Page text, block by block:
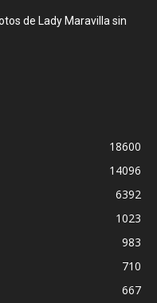
de Lady Maravilla sin
18600
14096
6392
1023
983
710
667